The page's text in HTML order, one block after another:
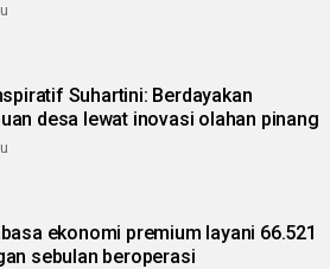
Suhartini: Berdayakan
desa lewat inovasi olahan pinang
ekonomi premium layani 66.521
sebulan beroperasi